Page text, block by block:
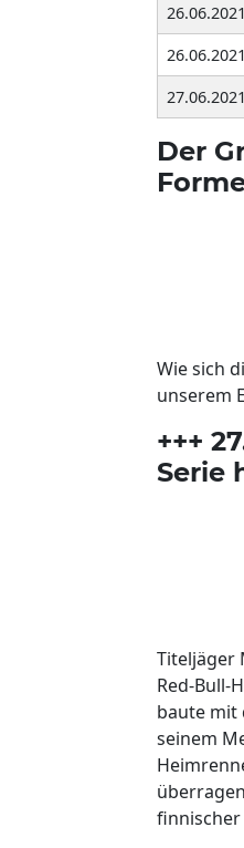
26.06.2021
26.06.2021
27.06.2021
Der
Wie sich
unserem
+++
Serie
Titeljäger
Red-Bull-
baute mit
seinem
finnischer